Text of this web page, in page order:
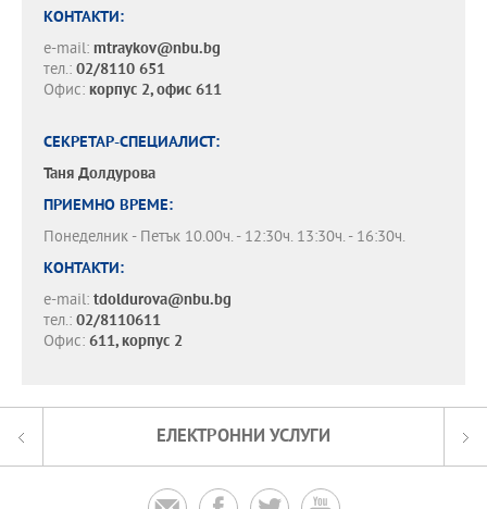
КОНТАКТИ:
e-mail: mtraykov@nbu.bg
тел.: 02/8110 651
Офис: корпус 2, офис 611
СЕКРЕТАР-СПЕЦИАЛИСТ:
Таня Долдурова
ПРИЕМНО ВРЕМЕ:
Понеделник - Петък 10.00ч. - 12:30ч. 13:30ч. - 16:30ч.
КОНТАКТИ:
e-mail: tdoldurova@nbu.bg
тел.: 02/8110611
Офис: 611, корпус 2
ЕЛЕКТРОННИ УСЛУГИ